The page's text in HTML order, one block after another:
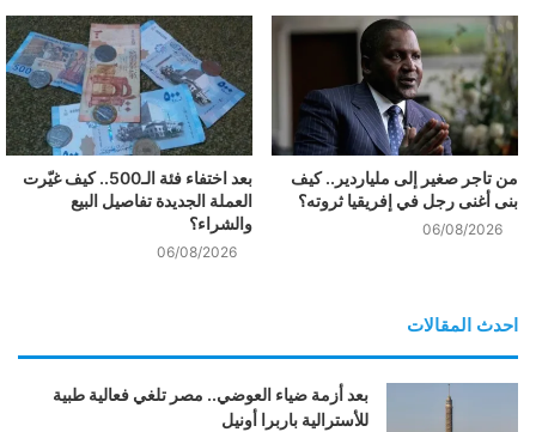
من تاجر صغير إلى ملياردير.. كيف
بنى أغنى رجل في إفريقيا ثروته؟
06/08/2026
بعد اختفاء فئة الـ500.. كيف غيّرت
العملة الجديدة تفاصيل البيع
والشراء؟
06/08/2026
احدث المقالات
بعد أزمة ضياء العوضي.. مصر تلغي فعالية طبية
للأسترالية باربرا أونيل